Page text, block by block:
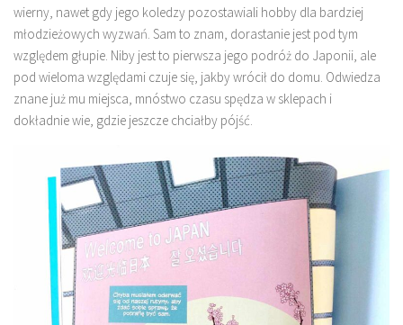
wierny, nawet gdy jego koledzy pozostawiali hobby dla bardziej
młodzieżowych wyzwań. Sam to znam, dorastanie jest pod tym
względem głupie. Niby jest to pierwsza jego podróż do Japonii, ale
pod wieloma względami czuje się, jakby wrócił do domu. Odwiedza
znane już mu miejsca, mnóstwo czasu spędza w sklepach i
dokładnie wie, gdzie jeszcze chciałby pójść.